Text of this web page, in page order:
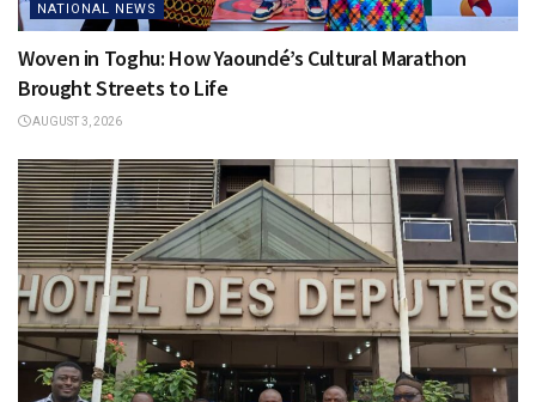
NATIONAL NEWS
Woven in Toghu: How Yaoundé’s Cultural Marathon
Brought Streets to Life
AUGUST 3, 2026